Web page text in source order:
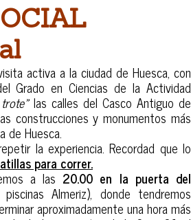
activa a la ciudad de Huesca, con
Grado en Ciencias de la Actividad
las calles del Casco Antiguo de
construcciones y monumentos más
de Huesca.
la experiencia. Recordad que lo
para correr.
a las 20.00 en la puerta del
Almeriz), donde tendremos
aproximadamente una hora más